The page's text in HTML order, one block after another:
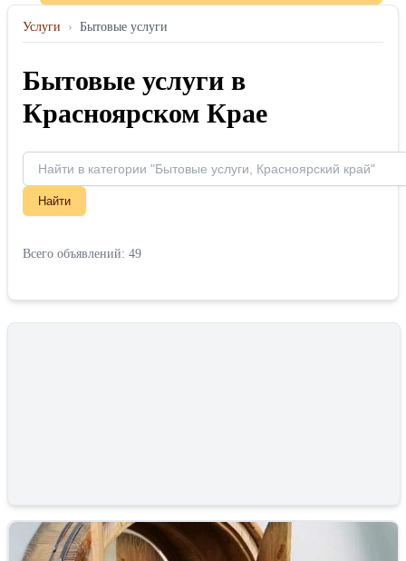
Услуги › Бытовые услуги
Бытовые услуги в
Красноярском Крае
Найти
Всего объявлений: 49